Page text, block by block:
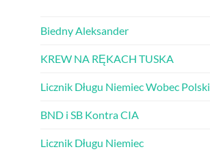
Biedny Aleksander
KREW NA RĘKACH TUSKA
Licznik Długu Niemiec Wobec Polski
BND i SB Kontra CIA
Licznik Długu Niemiec